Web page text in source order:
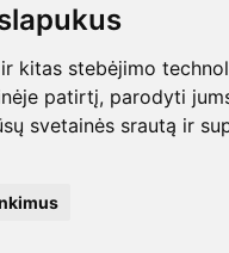
kitas stebėjimo
patirtį, parodyti
svetainės srautą ir
Visa informacija publikuojama pažintiniais ir